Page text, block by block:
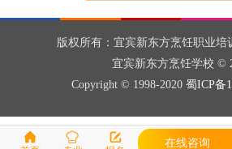
在线咨询
版权所有：宜宾新东方烹饪职业培
宜宾新东方烹饪学校 ©
Copyright © 1998-2020 蜀ICP备